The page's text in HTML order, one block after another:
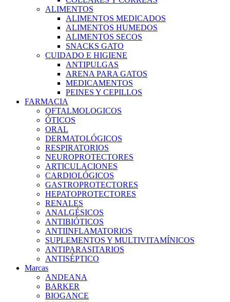
ALIMENTOS
ALIMENTOS MEDICADOS
ALIMENTOS HUMEDOS
ALIMENTOS SECOS
SNACKS GATO
CUIDADO E HIGIENE
ANTIPULGAS
ARENA PARA GATOS
MEDICAMENTOS
PEINES Y CEPILLOS
FARMACIA
OFTALMOLOGICOS
ÓTICOS
ORAL
DERMATOLÓGICOS
RESPIRATORIOS
NEUROPROTECTORES
ARTICULACIONES
CARDIOLÓGICOS
GASTROPROTECTORES
HEPATOPROTECTORES
RENALES
ANALGÉSICOS
ANTIBIÓTICOS
ANTIINFLAMATORIOS
SUPLEMENTOS Y MULTIVITAMÍNICOS
ANTIPARASITARIOS
ANTISÉPTICO
Marcas
ANDEANA
BARKER
BIOGANCE